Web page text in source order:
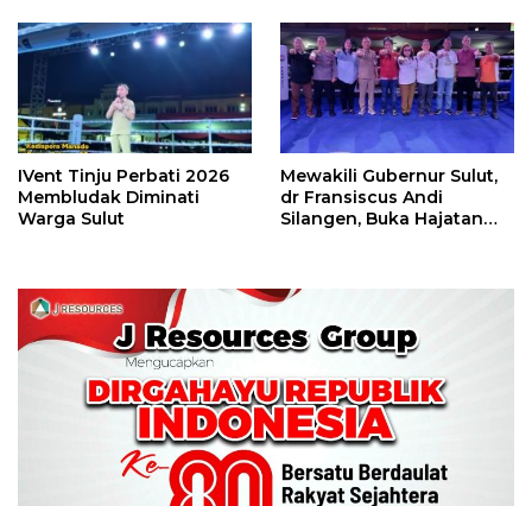
Perbati 2026
IVent Tinju Perbati 2026
Membludak Diminati
Warga Sulut
Mewakili Gubernur Sulut,
dr Fransiscus Andi
Silangen, Buka Hajatan